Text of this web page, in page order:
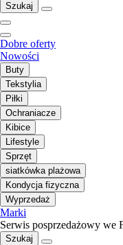
Szukaj
Dobre oferty
Nowości
Buty
Tekstylia
Piłki
Ochraniacze
Kibice
Lifestyle
Sprzęt
siatkówka plażowa
Kondycja fizyczna
Wyprzedaż
Marki
Serwis posprzedażowy we
Szukaj